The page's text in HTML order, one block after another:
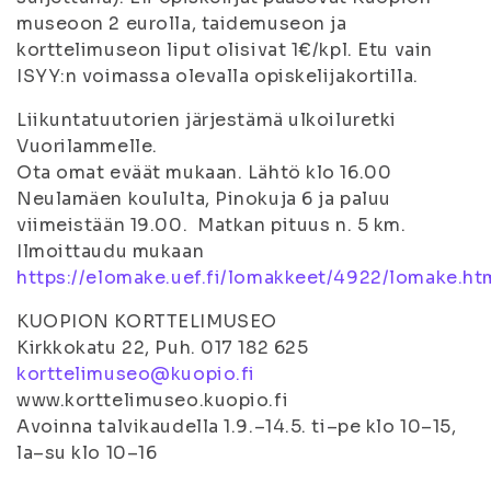
museoon 2 eurolla, taidemuseon ja
korttelimuseon liput olisivat 1€/kpl. Etu vain
ISYY:n voimassa olevalla opiskelijakortilla.
Liikuntatuutorien järjestämä ulkoiluretki
Vuorilammelle.
Ota omat eväät mukaan. Lähtö klo 16.00
Neulamäen koululta, Pinokuja 6 ja paluu
viimeistään 19.00. Matkan pituus n. 5 km.
Ilmoittaudu mukaan
https://elomake.uef.fi/lomakkeet/4922/
KUOPION KORTTELIMUSEO
Kirkkokatu 22, Puh. 017 182 625
korttelimuseo@kuopio.fi
www.korttelimuseo.kuopio.fi
Avoinna talvikaudella 1.9.–14.5. ti–pe klo 10–15,
la–su klo 10–16